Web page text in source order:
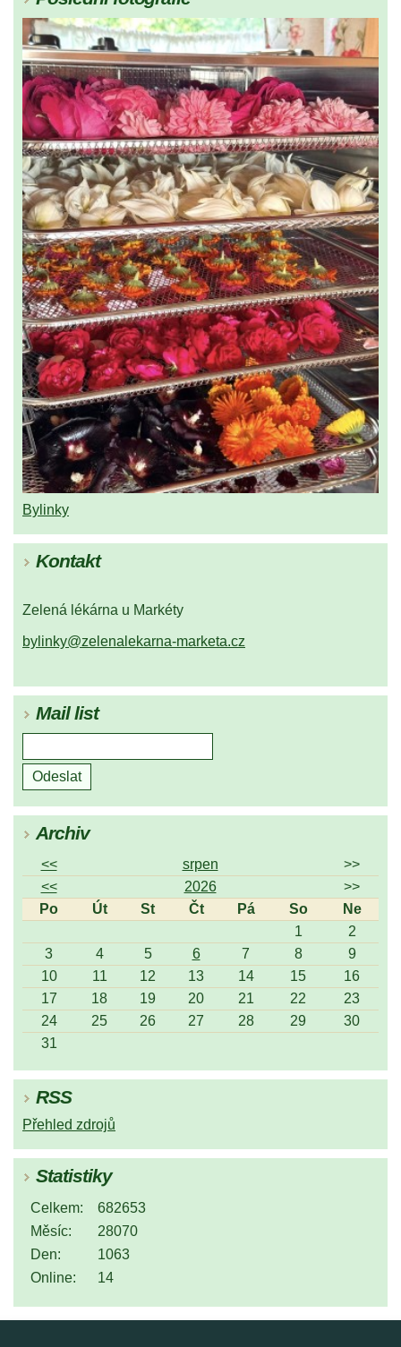
Bylinky
Kontakt
Zelená lékárna u Markéty
bylinky@zelenalekarna-marketa.cz
Mail list
Archiv
<< srpen
>>
<<
2026
>>
Po
Út St Čt Pá So
Ne
1
2
3
4 5 6 7 8
9
10
11 12 13 14 15
16
17
18 19 20 21 22
23
24
25 26 27 28 29
30
31
RSS
Přehled zdrojů
Statistiky
Online: 14
Celkem:
682653
Měsíc:
28070
Den:
1063